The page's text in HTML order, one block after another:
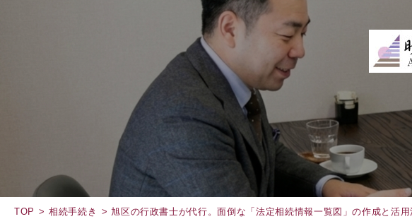
TOP 相続手続き 旭区の行政書士が代行。面倒な「法定相続情報一覧図」の作成と活